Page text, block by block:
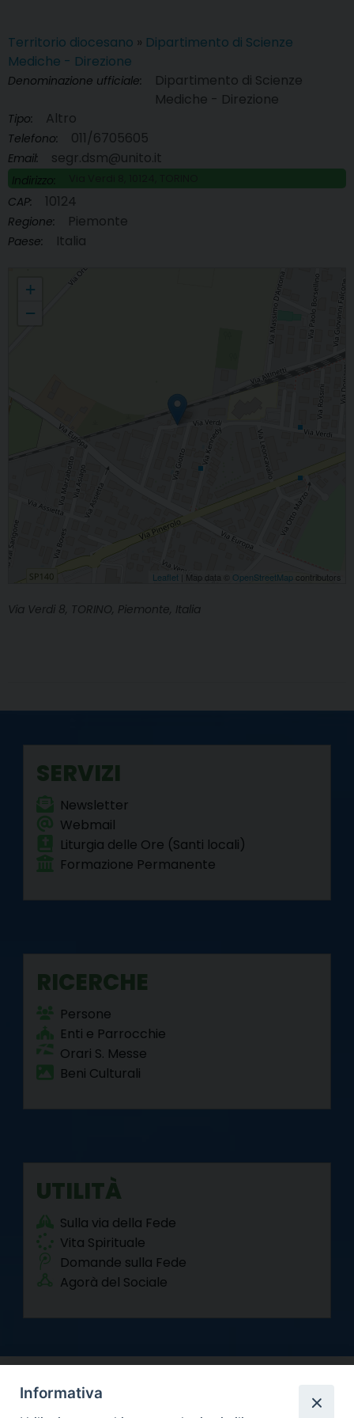
Territorio diocesano » Dipartimento di Scienze
Mediche - Direzione
Denominazione ufficiale:
Dipartimento di Scienze
Mediche - Direzione
Tipo: Altro
Telefono: 011/6705605
Email: segr.dsm@unito.it
Indirizzo:
CAP: 10124
Regione: Piemonte
Paese: Italia
Dipartimento di Scienze Mediche - Direzione
+
−
Leaflet | Map data © OpenStreetMap contributors
Via Verdi 8, TORINO, Piemonte, Italia
SERVIZI
Newsletter
Webmail
Liturgia delle Ore (Santi locali)
Formazione Permanente
RICERCHE
Persone
Enti e Parrocchie
Orari S. Messe
Beni Culturali
UTILITÀ
Sulla via della Fede
Vita Spirituale
Domande sulla Fede
Agorà del Sociale
Informativa